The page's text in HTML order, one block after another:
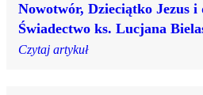
Nowotwór, Dzieciątko Jezus
Świadectwo ks. Lucjana
Czytaj artykuł